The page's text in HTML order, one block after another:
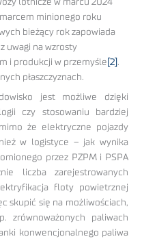
lotnicze w marcu 2024
minionego roku
bieżący rok zapowiada
uwagi na wzrosty
i produkcji w przemyśle [2] .
płaszczyznach.
jest możliwe dzięki
czy stosowaniu bardziej
że elektryczne pojazdy
w logistyce – jak wynika
przez PZPM i PSPA
liczba zarejestrowanych
floty powietrznej
skupić się na możliwościach,
paliwach
konwencjonalnego paliwa